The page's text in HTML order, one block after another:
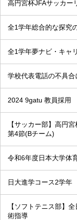
高円宮杯JFAサッカー
全1学年総合的な探究
全1学年夢ナビ・キャ
学校代表電話の不具合
2024 9gatu 教員採用
【サッカー部】高円
第4節(Bチーム)
令和6年度日本大学体
日大進学コース2学
【ソフトテニス部】
術指導